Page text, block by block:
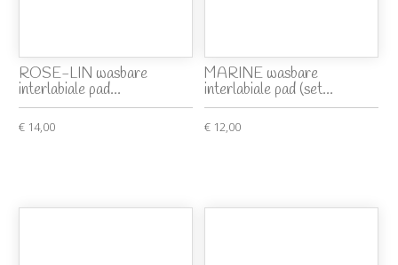
ROSE-LIN wasbare
interlabiale pad...
€ 14,00
MARINE wasbare
interlabiale pad (set...
€ 12,00